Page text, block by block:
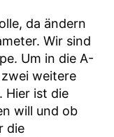
da ändern
Wir sind
Um in die A-
weitere
Hier ist die
will und ob
die